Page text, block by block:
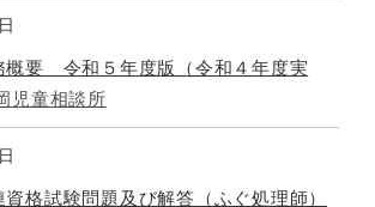
概要 令和５年度版（令和４年度実
児童相談所
格試験問題及び解答（ふぐ処理師）